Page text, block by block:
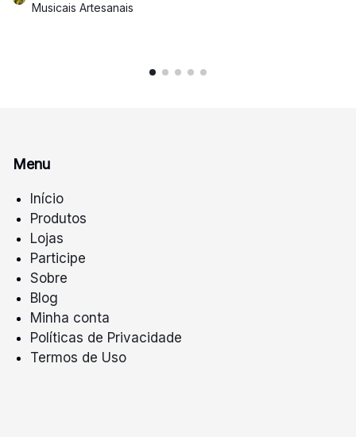
Musicais Artesanais
Menu
Início
Produtos
Lojas
Participe
Sobre
Blog
Minha conta
Políticas de Privacidade
Termos de Uso